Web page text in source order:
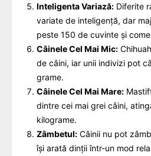
Inteligenta Variază: Diferite
variate de inteligență, dar
peste 150 de cuvinte și
Câinele Cel Mai Mic:
de câini, iar unii indivizi pot
grame.
Câinele Cel Mai Mare:
dintre cei mai grei câini,
kilograme.
Zâmbetul: Câinii nu pot
își arată dinții într-un mod